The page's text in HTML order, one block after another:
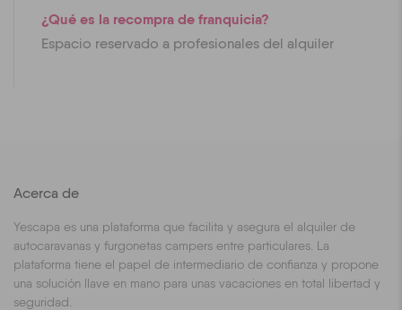
¿Qué es la recompra de franquicia?
Espacio reservado a profesionales del alquiler
Acerca de
Yescapa es una plataforma que facilita y asegura el alquiler de
autocaravanas y furgonetas campers entre particulares. La
plataforma tiene el papel de intermediario de confianza y propone
una solución llave en mano para unas vacaciones en total libertad y
seguridad.